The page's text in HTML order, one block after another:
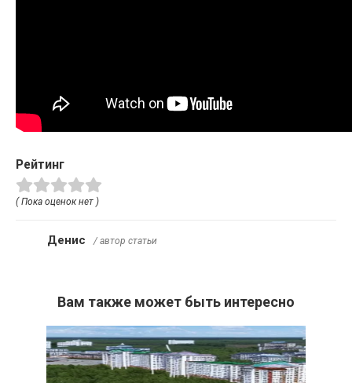
Рейтинг
( Пока оценок нет )
Денис / автор статьи
Вам также может быть интересно